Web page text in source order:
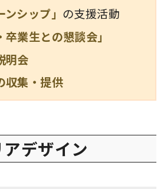
ンシップ」 の支援活動
卒業生との懇談会」
明会
収集・提供
デザイン